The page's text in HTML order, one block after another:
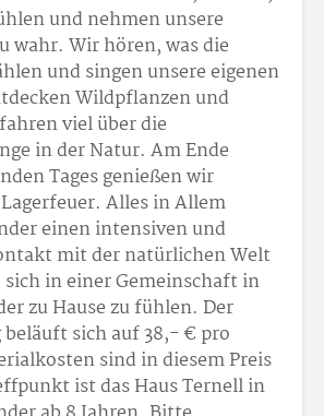
und nehmen unsere
wahr. Wir hören, was die
und singen unsere eigenen
Wildpflanzen und
viel über die
in der Natur. Am Ende
Tages genießen wir
Alles in Allem
einen intensiven und
mit der natürlichen Welt
sich in einer Gemeinschaft in
zu Hause zu fühlen. Der
sich auf 38,- € pro
sind in diesem Preis
ist das Haus Ternell in